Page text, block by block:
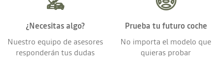
¿Necesitas algo?
Nuestro equipo de asesores
responderán tus dudas
Prueba tu futuro coche
No importa el modelo que
quieras probar